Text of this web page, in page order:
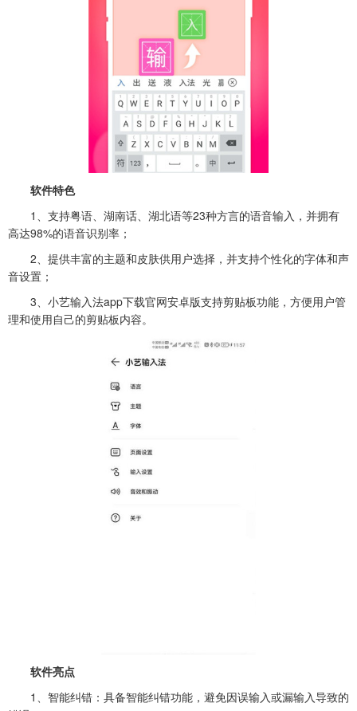
软件特色
1、支持粤语、湖南话、湖北语等23种方言的语音输入，并拥有
高达98%的语音识别率；
2、提供丰富的主题和皮肤供用户选择，并支持个性化的字体和声
音设置；
3、小艺输入法app下载官网安卓版支持剪贴板功能，方便用户管
理和使用自己的剪贴板内容。
软件亮点
1、智能纠错：具备智能纠错功能，避免因误输入或漏输入导致的